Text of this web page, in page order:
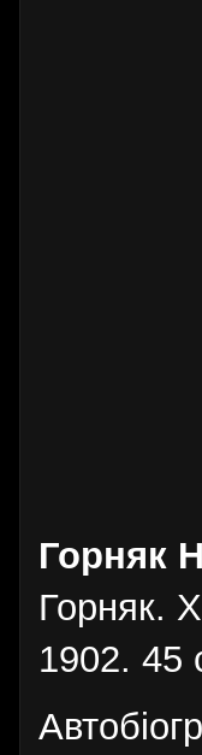
Горняк
Горняк.
1902. 45